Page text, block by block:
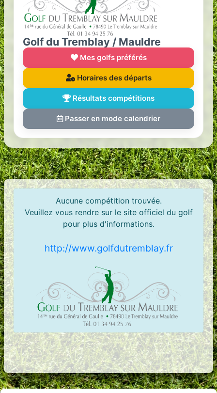
Golf du Tremblay / Mauldre
Mes golfs préférés
Horaires des départs
Résultats compétitions
Passer en mode calendrier
Aucune compétition trouvée.
Veuillez vous rendre sur le site officiel du golf
pour plus d'informations.
http://www.golfdutremblay.fr